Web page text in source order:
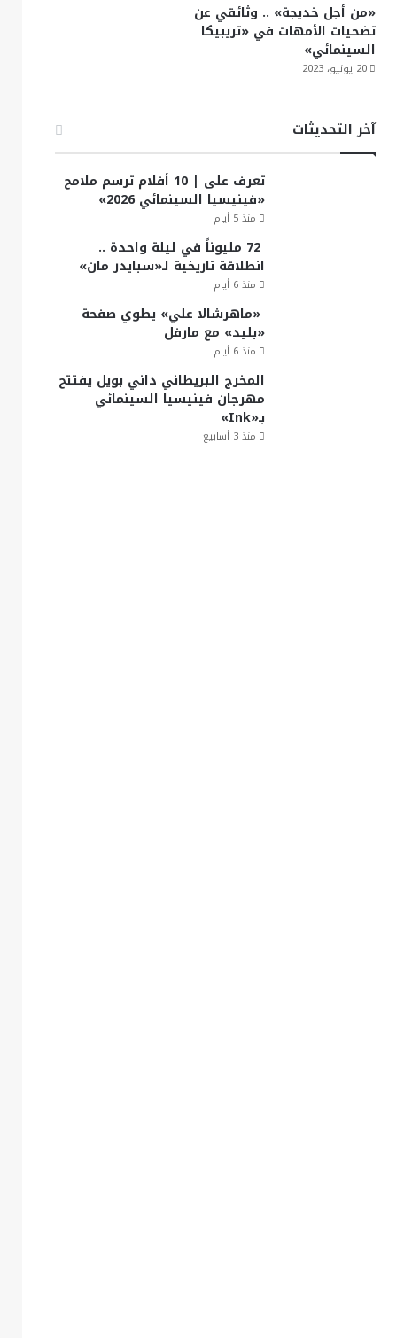
«من أجل خديجة» .. وثائقي عن
تضحيات الأمهات في «تريبيكا
السينمائي»
20 يونيو، 2023
آخر التحديثات
تعرف على | 10 أفلام ترسم ملامح
«فينيسيا السينمائي 2026»
منذ 5 أيام
72 مليوناً في ليلة واحدة ..
انطلاقة تاريخية لـ«سبايدر مان»
منذ 6 أيام
«ماهرشالا علي» يطوي صفحة
«بليد» مع مارفل
منذ 6 أيام
المخرج البريطاني داني بويل يفتتح
مهرجان فينيسيا السينمائي
بـ«Ink»
منذ 3 أسابيع